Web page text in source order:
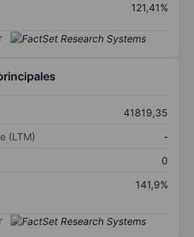
121,41%
41819,35
(LTM)
-
0
141,9%